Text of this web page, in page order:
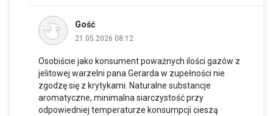
Gość
21.05.2026 08:12
Osobiście jako konsument poważnych ilości gazów z
jelitowej warzelni pana Gerarda w zupełności nie
zgodzę się z krytykami. Naturalne substancje
aromatyczne, minimalna siarczystość przy
odpowiedniej temperaturze konsumpcji cieszą